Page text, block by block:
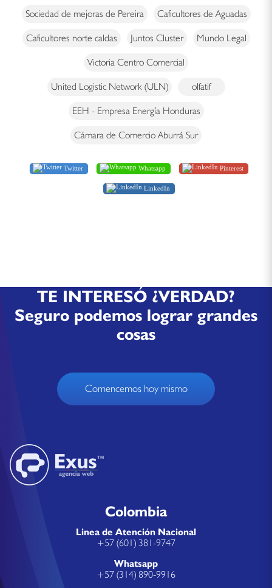
Sociedad de mejoras de Pereira Caficultores de Aguadas
Caficultores norte caldas Juntos Cluster Mundo Legal
Victoria Centro Comercial
United Logistic Network (ULN) olfatif
EEH - Empresa Energía Honduras
Cámara de Comercio Aburrá Sur
Twitter Whatsapp Pinterest
LinkedIn
TE INTERESÓ ¿VERDAD?
Seguro podemos lograr grandes
cosas
Comencemos hoy mismo
Colombia
Linea de Atención Nacional
+57 (601) 381-9747
Whatsapp
+57 (314) 890-9916